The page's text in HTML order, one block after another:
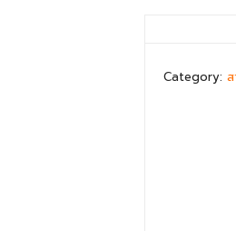
Category: ส